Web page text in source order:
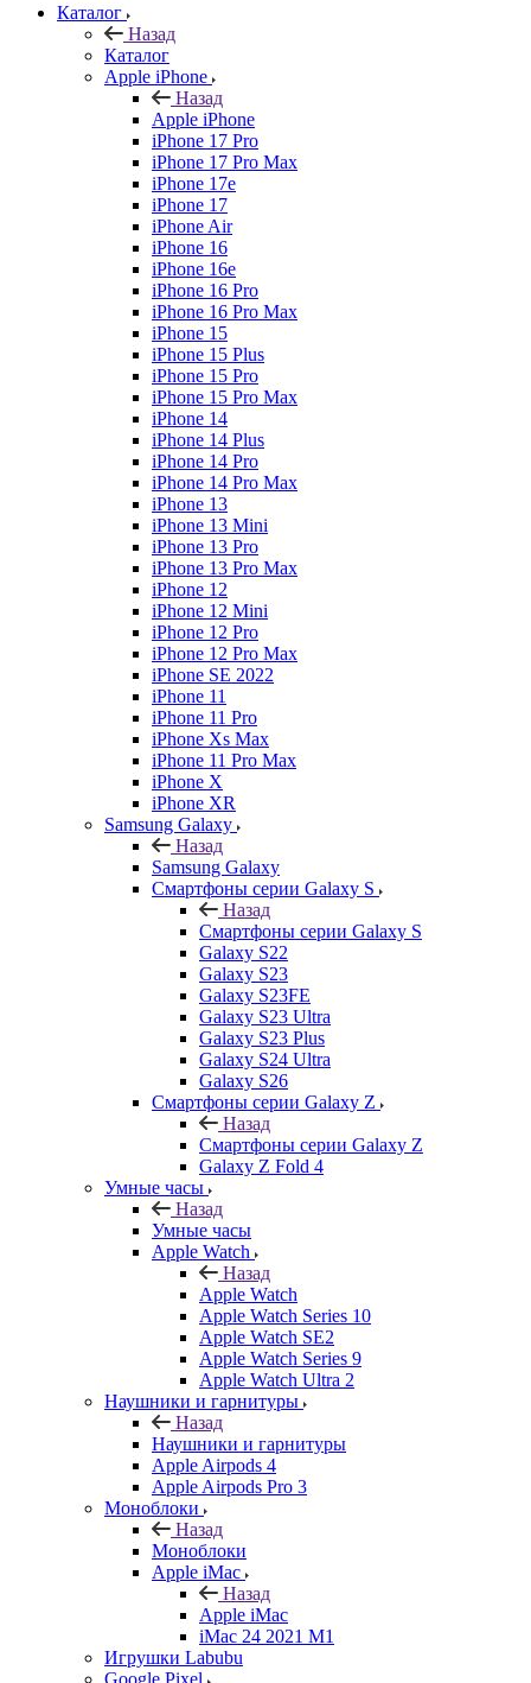
Каталог
Назад
Каталог
Apple iPhone
Назад
Apple iPhone
iPhone 17 Pro
iPhone 17 Pro Max
iPhone 17e
iPhone 17
iPhone Air
iPhone 16
iPhone 16e
iPhone 16 Pro
iPhone 16 Pro Max
iPhone 15
iPhone 15 Plus
iPhone 15 Pro
iPhone 15 Pro Max
iPhone 14
iPhone 14 Plus
iPhone 14 Pro
iPhone 14 Pro Max
iPhone 13
iPhone 13 Mini
iPhone 13 Pro
iPhone 13 Pro Max
iPhone 12
iPhone 12 Mini
iPhone 12 Pro
iPhone 12 Pro Max
iPhone SE 2022
iPhone 11
iPhone 11 Pro
iPhone Xs Max
iPhone 11 Pro Max
iPhone X
iPhone XR
Samsung Galaxy
Назад
Samsung Galaxy
Смартфоны серии Galaxy S
Назад
Смартфоны серии Galaxy S
Galaxy S22
Galaxy S23
Galaxy S23FE
Galaxy S23 Ultra
Galaxy S23 Plus
Galaxy S24 Ultra
Galaxy S26
Смартфоны серии Galaxy Z
Назад
Смартфоны серии Galaxy Z
Galaxy Z Fold 4
Умные часы
Назад
Умные часы
Apple Watch
Назад
Apple Watch
Apple Watch Series 10
Apple Watch SE2
Apple Watch Series 9
Apple Watch Ultra 2
Наушники и гарнитуры
Назад
Наушники и гарнитуры
Apple Airpods 4
Apple Airpods Pro 3
Моноблоки
Назад
Моноблоки
Apple iMac
Назад
Apple iMac
iMac 24 2021 M1
Игрушки Labubu
Google Pixel